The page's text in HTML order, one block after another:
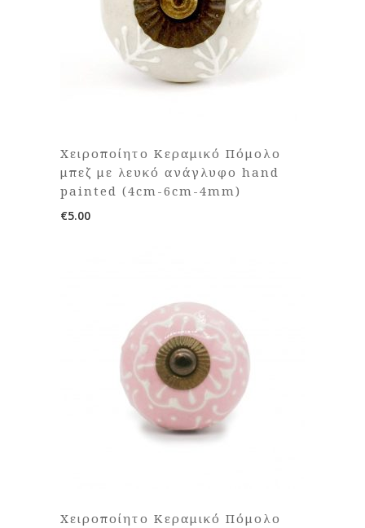
Χειροποίητο Κεραμικό Πόμολο
μπεζ με λευκό ανάγλυφο hand
painted (4cm-6cm-4mm)
€5.00
Χειροποίητο Κεραμικό Πόμολο